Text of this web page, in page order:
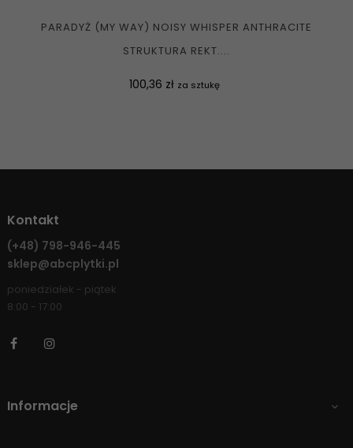
PARADYŻ (MY WAY) NOISY WHISPER ANTHRACITE
STRUKTURA REKT....
Cena
100,36 zł za sztukę
Kontakt
(+48) 798-946-445
sklep@abcplytki.pl
poniedziałek - piątek
8:00 - 17:00
Facebook
Informacje 